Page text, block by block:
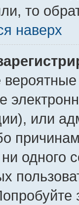
то
наверх
или
одного